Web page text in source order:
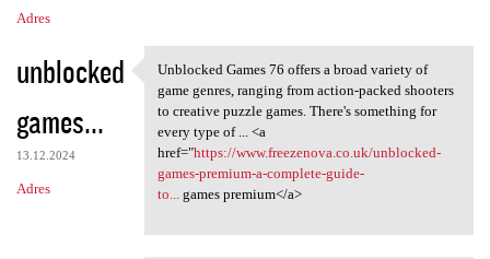
Adres
unblocked
games...
13.12.2024
Adres
Unblocked Games 76 offers a
Unblocked Games 76 offers a broad variety of
game genres, ranging from action-packed shooters
to creative puzzle games. There's something for
every type of ... <a
href="https://www.freezenova.co.uk/unblocked-
games-premium-a-complete-guide-
to...
games premium</a>